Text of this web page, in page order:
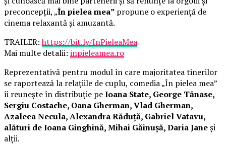
preconcepții, „În pielea mea” propune o experiență de
cinema relaxantă și amuzantă.
TRAILER:https://bit.ly/InPieleaMea
Mai multe detalii: inpieleamea.ro
Reprezentativă pentru modul în care majoritatea tinerilor
se raportează la relațiile de cuplu, comedia „În pielea mea”
îi reunește în distribuție peIoana State, George Tănase,
Sergiu Costache, Oana Gherman, Vlad Gherman,
Azaleea Necula, Alexandra Răduță, Gabriel Vatavu,
alături de Ioana Ginghină, Mihai Găinușă, Daria Janeși
alții.